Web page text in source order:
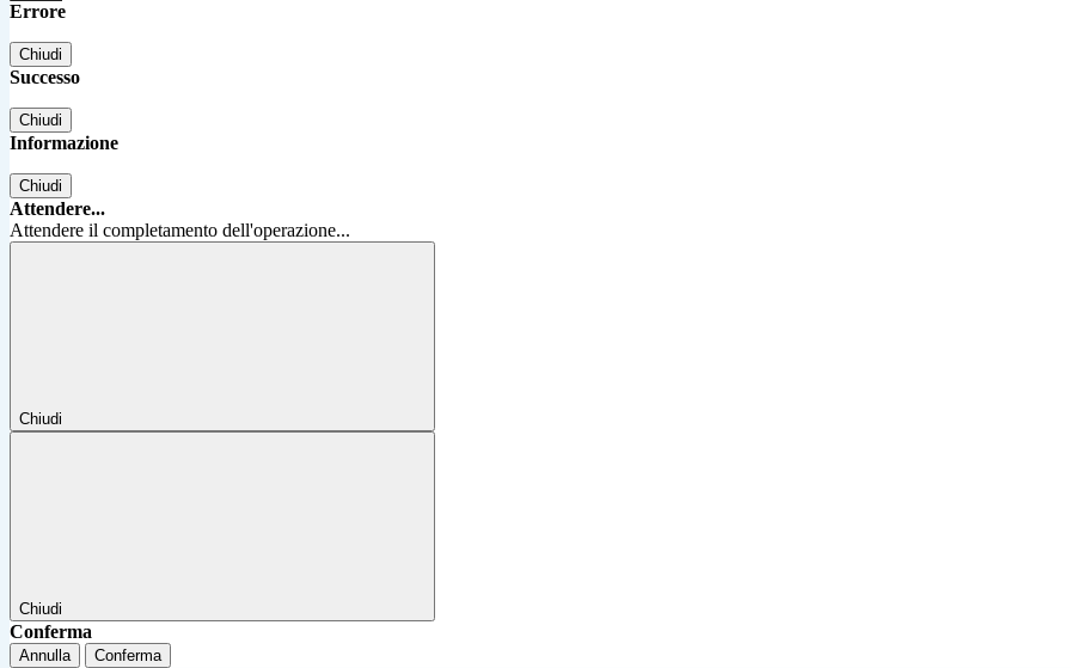
Errore
Chiudi
Successo
Chiudi
Informazione
Chiudi
Attendere...
Attendere il completamento dell'operazione...
Chiudi
Chiudi
Conferma
Annulla Conferma